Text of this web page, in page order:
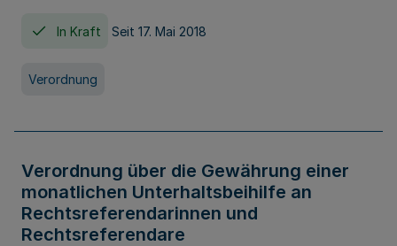
In Kraft Seit 17. Mai 2018
Verordnung
Verordnung über die Gewährung einer
monatlichen Unterhaltsbeihilfe an
Rechtsreferendarinnen und
Rechtsreferendare